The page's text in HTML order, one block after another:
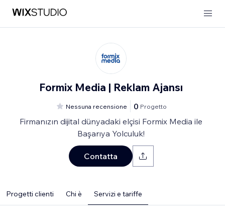
Formix Media | Reklam Ajansı
Nessuna recensione 0 Progetto
Firmanızın dijital dünyadaki elçisi Formix Media ile
Başarıya Yolculuk!
Contatta
Progetti clienti Chi è Servizi e tariffe